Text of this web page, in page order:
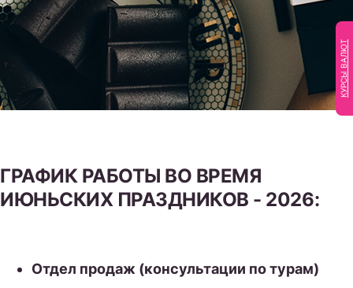
ГРАФИК РАБОТЫ ВО ВРЕМЯ
ИЮНЬСКИХ ПРАЗДНИКОВ - 2026:
Отдел продаж (консультации по турам)
КУРСЫ ВАЛЮТ